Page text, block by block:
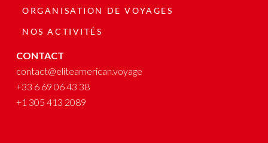
ORGANISATION DE VOYAGES
NOS ACTIVITÉS
CONTACT
contact@eliteamerican.voyage
+33 6 69 06 43 38
+1 305 413 2089